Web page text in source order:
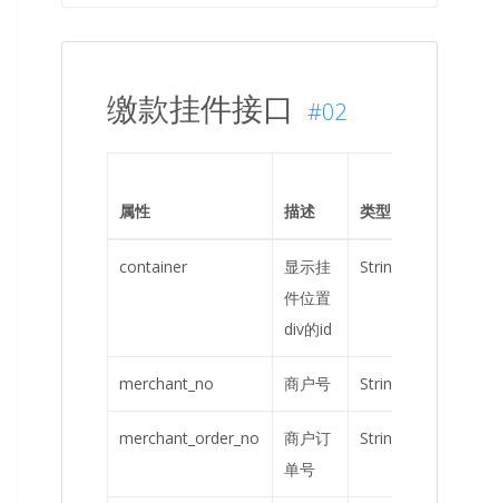
缴款挂件接口 #02
属性 描述 类型
container
显示挂
件位置
div的id
String
merchant_no 商户号 String
merchant_order_no
商户订
单号
String